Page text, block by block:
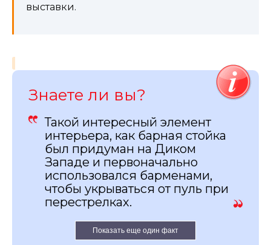
выставки.
Знаете ли вы?
Такой интересный элемент
интерьера, как барная стойка
был придуман на Диком
Западе и первоначально
использовался барменами,
чтобы укрываться от пуль при
перестрелках.
Показать еще один факт